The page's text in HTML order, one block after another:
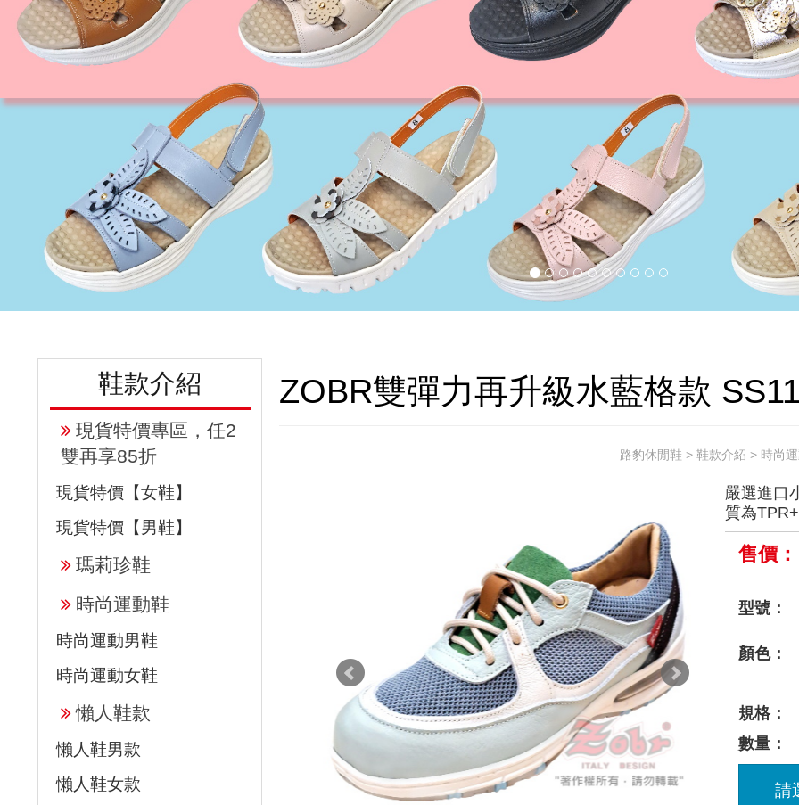
鞋款介紹
現貨特價專區，任2
雙再享85折
現貨特價【女鞋】
現貨特價【男鞋】
瑪莉珍鞋
時尚運動鞋
時尚運動男鞋
時尚運動女鞋
懶人鞋款
懶人鞋男款
懶人鞋女款
ZOBR雙彈力再升級水藍格款
路豹休閒鞋 > 鞋款介紹 > 時尚
嚴選進口
質為
售價：
型號：
顏色：
規格：
數量：
請